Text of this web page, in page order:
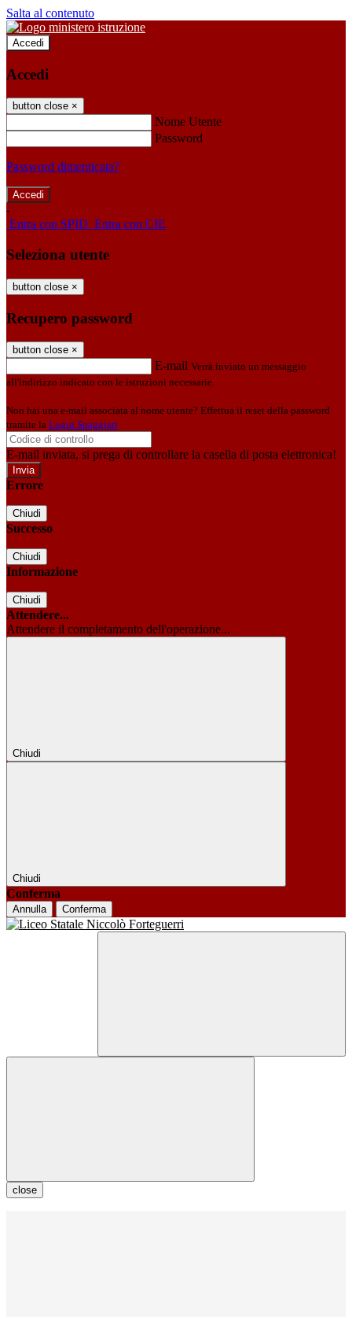
Salta al contenuto
Accedi
Accedi
button close ×
Nome Utente
Password
Password dimenticata?
-
Entra con SPID Entra con CIE
Seleziona utente
button close ×
Recupero password
button close ×
E-mail Verrà inviato un messaggio
all'indirizzo indicato con le istruzioni necessarie.
Non hai una e-mail associata al nome utente? Effettua il reset della password
tramite la Login Spaggiari
E-mail inviata, si prega di controllare la casella di posta elettronica!
Errore
Chiudi
Successo
Chiudi
Informazione
Chiudi
Attendere...
Attendere il completamento dell'operazione...
Chiudi
Chiudi
Conferma
Annulla Conferma
close